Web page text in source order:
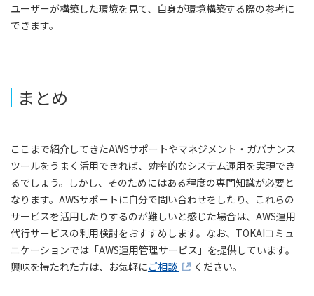
ユーザーが構築した環境を見て、自身が環境構築する際の参考に
できます。
まとめ
ここまで紹介してきたAWSサポートやマネジメント・ガバナンス
ツールをうまく活用できれば、効率的なシステム運用を実現でき
るでしょう。しかし、そのためにはある程度の専門知識が必要と
なります。AWSサポートに自分で問い合わせをしたり、これらの
サービスを活用したりするのが難しいと感じた場合は、AWS運用
代行サービスの利用検討をおすすめします。なお、TOKAIコミュ
ニケーションでは「AWS運用管理サービス」を提供しています。
興味を持たれた方は、お気軽にご相談 ください。